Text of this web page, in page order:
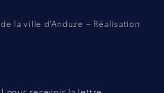
la ville d’Anduze – Réalisation